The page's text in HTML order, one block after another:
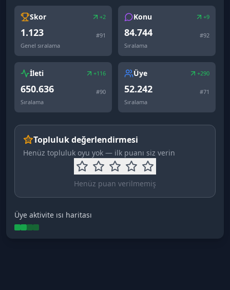
Skor +2
1.123 #91
Genel sıralama
Konu +9
84.744 #92
Sıralama
İleti +116
650.636 #90
Sıralama
Üye +290
52.242 #71
Sıralama
Topluluk değerlendirmesi
Henüz topluluk oyu yok — ilk puanı siz verin
Henüz puan verilmemiş
Üye aktivite ısı haritası